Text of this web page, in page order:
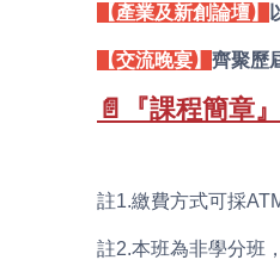
【產業及新創論壇】
【交流晚宴】 齊聚歷
📄『課程簡章』
註1.繳費方式可採
註2.本班為非學分班